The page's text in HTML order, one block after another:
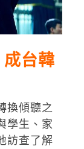
台韓
換傾聽之
學生、家
訪查了解